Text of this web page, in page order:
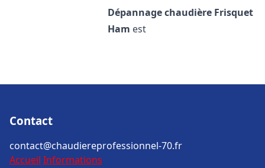
Dépannage chaudière Frisquet
Ham est
Contact
contact@chaudiereprofessionnel-70.fr
Accueil Informations